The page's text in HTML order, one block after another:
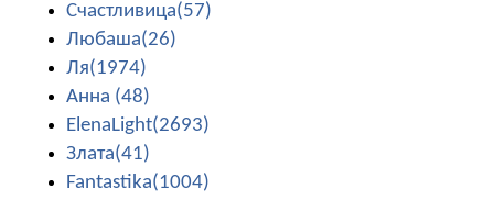
Счастливица(57)
Любаша(26)
Ля(1974)
Анна (48)
ElenaLight(2693)
Злата(41)
Fantastika(1004)